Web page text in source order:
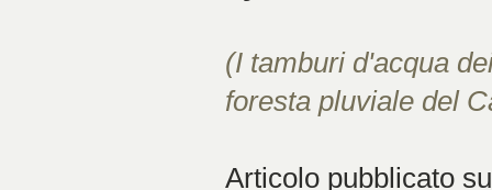
(I tamburi d'acqua
foresta pluviale del
Articolo pubblicato